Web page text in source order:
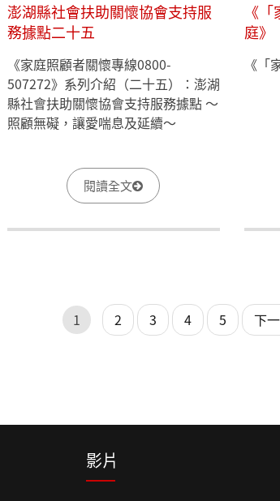
澎湖縣社會扶助關懷協會支持服
務據點二十五
《家庭照顧者關懷專線0800-
507272》系列介紹（二十五）：澎湖
縣社會扶助關懷協會支持服務據點 ～
照顧無礙，讓愛喘息及延續～
閱讀全文
《
庭》
《「
1 2 3 4 5 下
影片